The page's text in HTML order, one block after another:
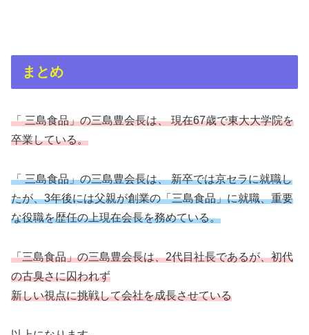
まとめ
「 三島食品」の三島豊会長は、 現在67歳で東大大学院を
卒業している。
「 三島食品」の三島豊会長は、 新卒では京セラに就職し
たが、3年後には父親が創業の「三島食品」に就職、重要
な役職を歴任の上現在会長を務めている。
「三島食品」の三島豊会長は、2代目社長であるが、初代
の古臭さに囚われず
新しい視点に挑戦して会社を成長させている